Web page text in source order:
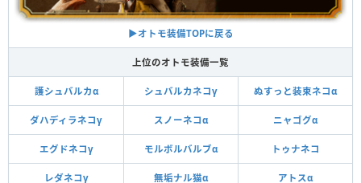
▶︎オトモ装備TOPに戻る
上位のオトモ装備一覧
護シュバルカα シュバルカネコγ ぬすっと装束ネコα
ダハディラネコγ スノーネコα ニャゴグα
エグドネコγ モルボルバルブα トゥナネコ
レダネコγ 無垢ナル猫α アトスα